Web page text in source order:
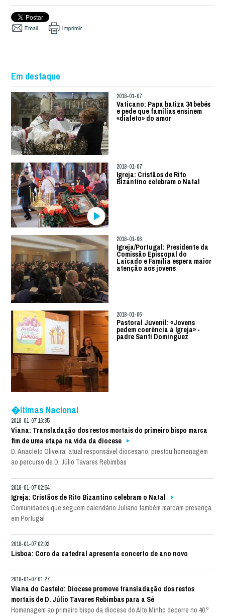
Em destaque
2018-01-07
Vaticano: Papa batiza 34 bebés
e pede que famílias ensinem
«dialeto» do amor
2018-01-07
Igreja: Cristãos de Rito
Bizantino celebram o Natal
2018-01-06
Igreja/Portugal: Presidente da
Comissão Episcopal do
Laicado e Família espera maior
atenção aos jovens
2018-01-06
Pastoral Juvenil: «Jovens
pedem coerência à Igreja» -
padre Santi Dominguez
�ltimas Nacional
2018-01-07 16:35
Viana: Transladação dos restos mortais do primeiro bispo marca
fim de uma etapa na vida da diocese
D. Anacleto Oliveira, atual responsável diocesano, prestou homenagem
ao percurso de D. Júlio Tavares Rebimbas
2018-01-07 02:54
Igreja: Cristãos de Rito Bizantino celebram o Natal
Comunidades que seguem calendário Juliano também marcam presença
em Portugal
2018-01-07 02:02
Lisboa: Coro da catedral apresenta concerto de ano novo
2018-01-07 01:27
Viana do Castelo: Diocese promove transladação dos restos
mortais de D. Júlio Tavares Rebimbas para a Sé
Homenagem ao primeiro bispo da diocese do Alto Minho decorre no 40.º